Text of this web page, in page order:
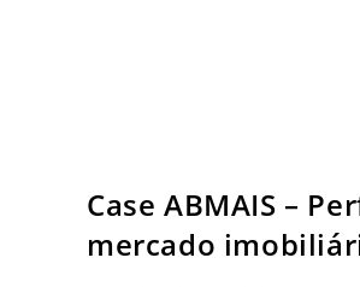
Case ABMAIS –
mercado